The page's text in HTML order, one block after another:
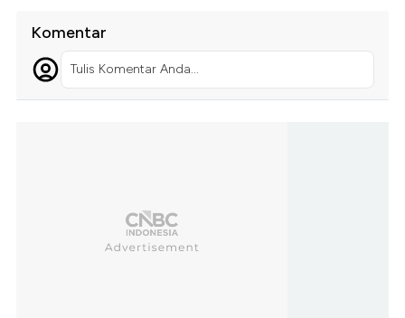
Komentar
Tulis Komentar Anda...